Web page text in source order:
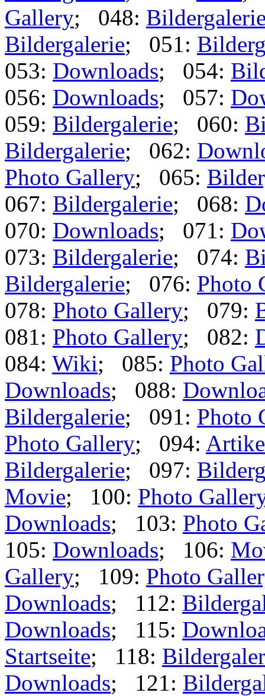
Gallery; 048:
Bildergalerie; 051:
053: Downloads; 054:
056: Downloads; 057:
059: Bildergalerie; 060:
Bildergalerie; 062:
Photo Gallery; 065:
067: Bildergalerie; 068:
070: Downloads; 071:
073: Bildergalerie; 074:
Bildergalerie; 076: Photo
078: Photo Gallery; 079:
081: Photo Gallery; 082:
084: Wiki; 085: Photo
Downloads; 088:
Bildergalerie; 091: Photo
Photo Gallery; 094:
Bildergalerie; 097:
Movie; 100: Photo
Downloads; 103: Photo
105: Downloads; 106:
Gallery; 109: Photo
Downloads; 112:
Downloads; 115:
Startseite; 118:
Downloads; 121: